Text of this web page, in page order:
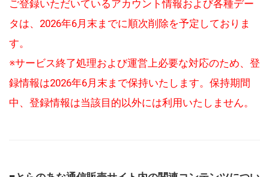
ご登録いただいているアカウント情報および各種デー
タは、2026年6月末までに順次削除を予定しておりま
す。
※サービス終了処理および運営上必要な対応のため、登
録情報は2026年6月末まで保持いたします。保持期間
中、登録情報は当該目的以外には利用いたしません。